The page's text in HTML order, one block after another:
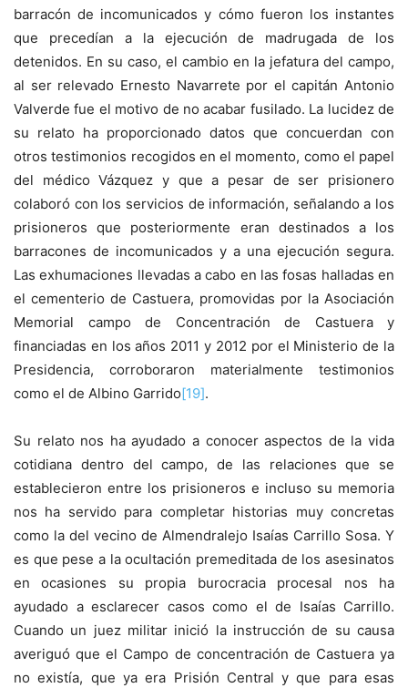
barracón de incomunicados y cómo fueron los instantes
que precedían a la ejecución de madrugada de los
detenidos. En su caso, el cambio en la jefatura del campo,
al ser relevado Ernesto Navarrete por el capitán Antonio
Valverde fue el motivo de no acabar fusilado. La lucidez de
su relato ha proporcionado datos que concuerdan con
otros testimonios recogidos en el momento, como el papel
del médico Vázquez y que a pesar de ser prisionero
colaboró con los servicios de información, señalando a los
prisioneros que posteriormente eran destinados a los
barracones de incomunicados y a una ejecución segura.
Las exhumaciones llevadas a cabo en las fosas halladas en
el cementerio de Castuera, promovidas por la Asociación
Memorial campo de Concentración de Castuera y
financiadas en los años 2011 y 2012 por el Ministerio de la
Presidencia, corroboraron materialmente testimonios
como el de Albino Garrido[19].
Su relato nos ha ayudado a conocer aspectos de la vida
cotidiana dentro del campo, de las relaciones que se
establecieron entre los prisioneros e incluso su memoria
nos ha servido para completar historias muy concretas
como la del vecino de Almendralejo Isaías Carrillo Sosa. Y
es que pese a la ocultación premeditada de los asesinatos
en ocasiones su propia burocracia procesal nos ha
ayudado a esclarecer casos como el de Isaías Carrillo.
Cuando un juez militar inició la instrucción de su causa
averiguó que el Campo de concentración de Castuera ya
no existía, que ya era Prisión Central y que para esas